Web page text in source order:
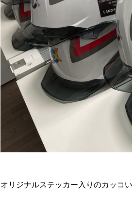
オリジナルステッカー入りのカッコ